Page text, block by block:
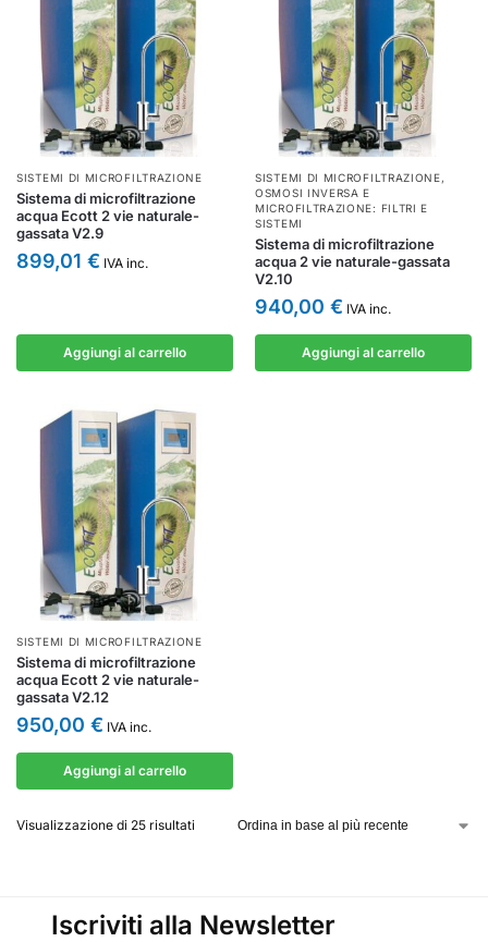
SISTEMI DI MICROFILTRAZIONE
Sistema di microfiltrazione
acqua Ecott 2 vie naturale-
gassata V2.9
899,01 € IVA inc.
Aggiungi al carrello
SISTEMI DI MICROFILTRAZIONE,
OSMOSI INVERSA E
MICROFILTRAZIONE: FILTRI E
SISTEMI
Sistema di microfiltrazione
acqua 2 vie naturale-gassata
V2.10
940,00 € IVA inc.
Aggiungi al carrello
SISTEMI DI MICROFILTRAZIONE
Sistema di microfiltrazione
acqua Ecott 2 vie naturale-
gassata V2.12
950,00 € IVA inc.
Aggiungi al carrello
Visualizzazione di 25 risultati
Iscriviti alla Newsletter